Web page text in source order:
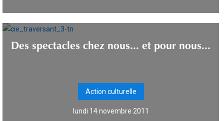
Des spectacles chez nous... et pour nous...
Action culturelle
lundi 14 novembre 2011